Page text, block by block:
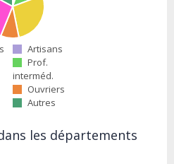
Artisans
Prof.
interméd.
Ouvriers
Autres
les départements